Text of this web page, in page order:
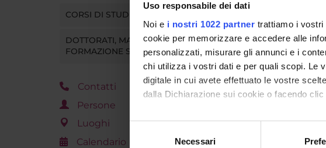
Uso responsabile dei dati
Noi e i nostri 1022 partner trattiamo i vostri
cookie per memorizzare e accedere alle
personalizzati, misurare gli annunci e i
chi utilizza i vostri dati e per quali scopi. Le
digitale in cui avete effettuato le vostre
dalla Dichiarazione sui cookie o facendo
Con il tuo consenso, vorremmo anche:
raccogliere informazioni sulla tua
Necessari
CORSI DI STUDIO
DOTTORATI, MASTER E
FORMAZIONE SUPERIORE
Contatti
Persone
Luoghi
Calendario